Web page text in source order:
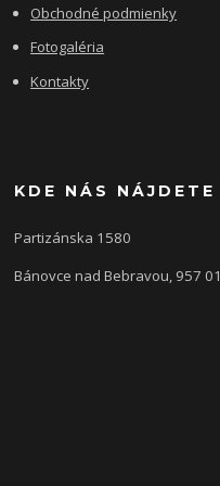
Obchodné podmienky
Fotogaléria
Kontakty
KDE NÁS NÁJDETE
Partizánska 1580
Bánovce nad Bebravou, 957 01